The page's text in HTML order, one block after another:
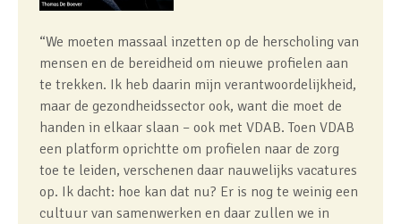
“We moeten massaal inzetten op de herscholing van
mensen en de bereidheid om nieuwe profielen aan
te trekken. Ik heb daarin mijn verantwoordelijkheid,
maar de gezondheidssector ook, want die moet de
handen in elkaar slaan – ook met VDAB. Toen VDAB
een platform oprichtte om profielen naar de zorg
toe te leiden, verschenen daar nauwelijks vacatures
op. Ik dacht: hoe kan dat nu? Er is nog te weinig een
cultuur van samenwerken en daar zullen we in